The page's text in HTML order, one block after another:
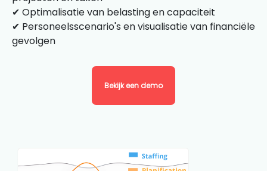
✔ Optimalisatie van belasting en capaciteit
✔ Personeelsscenario's en visualisatie van financiële
gevolgen
Bekijk een demo